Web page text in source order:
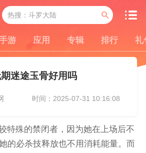
游 应用 专辑 排行 礼
迷途玉骨好用吗
时间：2025-07-31 10:16:08
特殊的禁闭者，因为她在上场后不
的必杀技释放也不用消耗能量。而